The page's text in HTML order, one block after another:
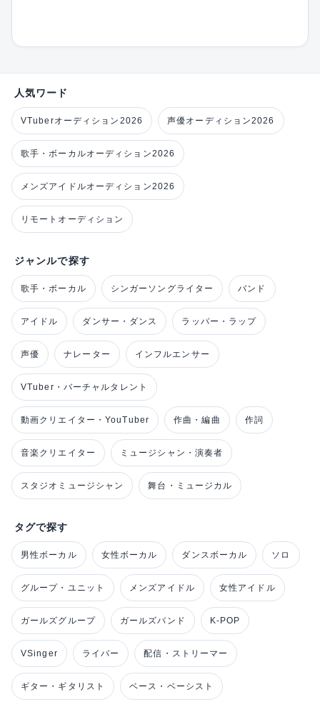
人気ワード
VTuberオーディション2026 声優オーディション2026
歌手・ボーカルオーディション2026
メンズアイドルオーディション2026
リモートオーディション
ジャンルで探す
歌手・ボーカル シンガーソングライター バンド
アイドル ダンサー・ダンス ラッパー・ラップ
声優 ナレーター インフルエンサー
VTuber・バーチャルタレント
動画クリエイター・YouTuber 作曲・編曲 作詞
音楽クリエイター ミュージシャン・演奏者
スタジオミュージシャン 舞台・ミュージカル
タグで探す
男性ボーカル 女性ボーカル ダンスボーカル ソロ
グループ・ユニット メンズアイドル 女性アイドル
ガールズグループ ガールズバンド K-POP
VSinger ライバー 配信・ストリーマー
ギター・ギタリスト ベース・ベーシスト